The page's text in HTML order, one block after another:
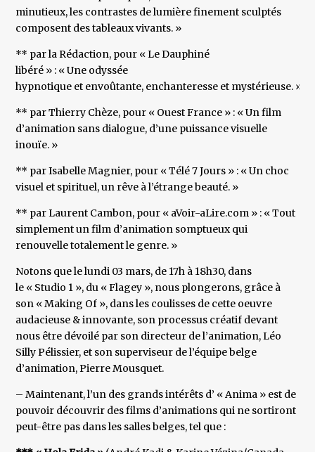
minutieux, les contrastes de lumière finement sculptés
composent des tableaux vivants. »
** par la Rédaction, pour « Le Dauphiné
libéré » : « Une odyssée
hypnotique et envoûtante, enchanteresse et mystérieuse. »
** par Thierry Chèze, pour « Ouest France » : « Un film
d’animation sans dialogue, d’une puissance visuelle
inouïe. »
** par Isabelle Magnier, pour « Télé 7 Jours » : « Un choc
visuel et spirituel, un rêve à l’étrange beauté. »
** par Laurent Cambon, pour « aVoir-aLire.com » : « Tout
simplement un film d’animation somptueux qui
renouvelle totalement le genre. »
Notons que le lundi 03 mars, de 17h à 18h30, dans
le « Studio 1 », du « Flagey », nous plongerons, grâce à
son « Making Of », dans les coulisses de cette oeuvre
audacieuse & innovante, son processus créatif devant
nous être dévoilé par son directeur de l’animation, Léo
Silly Pélissier, et son superviseur de l’équipe belge
d’animation, Pierre Mousquet.
– Maintenant, l’un des grands intérêts d’ « Anima » est de
pouvoir découvrir des films d’animations qui ne sortiront
peut-être pas dans les salles belges, tel que :